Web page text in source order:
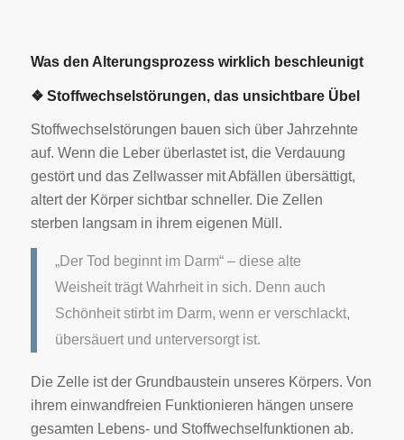
Was den Alterungsprozess wirklich beschleunigt
❖ Stoffwechselstörungen, das unsichtbare Übel
Stoffwechselstörungen bauen sich über Jahrzehnte
auf. Wenn die Leber überlastet ist, die Verdauung
gestört und das Zellwasser mit Abfällen übersättigt,
altert der Körper sichtbar schneller. Die Zellen
sterben langsam in ihrem eigenen Müll.
„Der Tod beginnt im Darm“ – diese alte
Weisheit trägt Wahrheit in sich. Denn auch
Schönheit stirbt im Darm, wenn er verschlackt,
übersäuert und unterversorgt ist.
Die Zelle ist der Grundbaustein unseres Körpers. Von
ihrem einwandfreien Funktionieren hängen unsere
gesamten Lebens- und Stoffwechselfunktionen ab.